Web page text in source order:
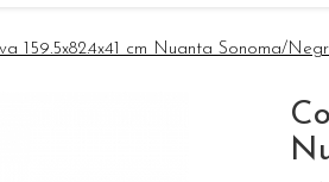
159.5x82.4x41 cm Nuanta Sonoma/